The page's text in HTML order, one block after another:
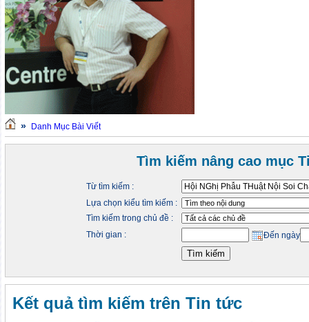
» Danh Mục Bài Viết
Tìm kiếm nâng cao mục
Từ tìm kiếm :
Lựa chọn kiểu tìm kiếm :
Tìm kiếm trong chủ đề :
Thời gian :
Đến ngày
Kết quả tìm kiếm trên Tin tức